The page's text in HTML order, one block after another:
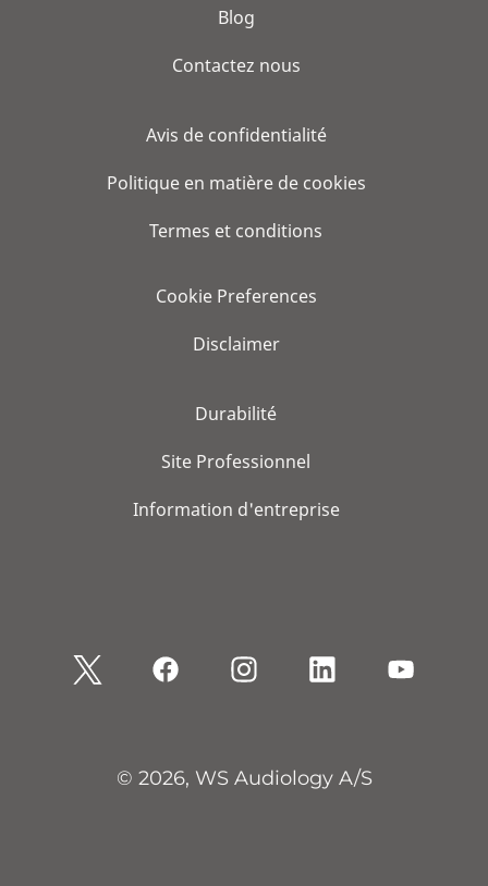
Blog
Contactez nous
Avis de confidentialité
Politique en matière de cookies
Termes et conditions
Cookie Preferences
Disclaimer
Durabilité
Site Professionnel
Information d'entreprise
© 2026, WS Audiology A/S